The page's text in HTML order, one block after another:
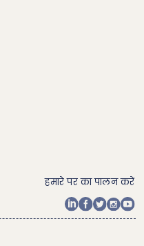
हमारे पर का पालन करें